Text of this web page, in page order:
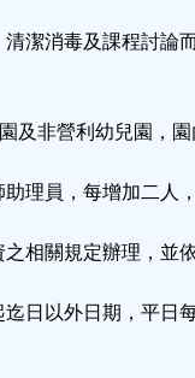
潔消毒及課程討論
及非營利幼兒園，
理員，每增加二人
相關規定辦理，並
日以外日期，平日